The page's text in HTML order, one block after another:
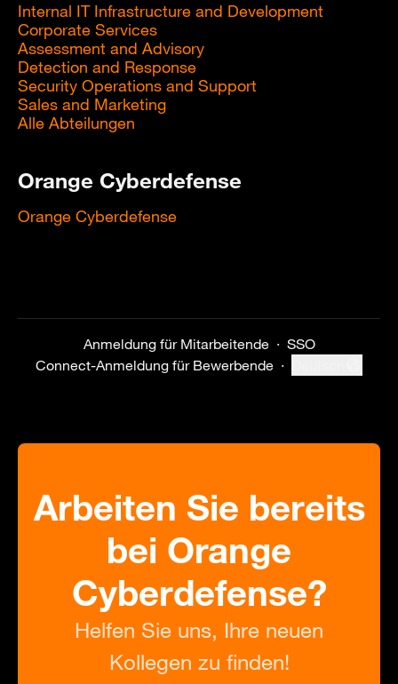
Internal IT Infrastructure and Development
Corporate Services
Assessment and Advisory
Detection and Response
Security Operations and Support
Sales and Marketing
Alle Abteilungen
Orange Cyberdefense
Orange Cyberdefense
Anmeldung für Mitarbeitende · SSO
Connect-Anmeldung für Bewerbende ·
Sprache ändern
Arbeiten Sie bereits
bei Orange
Cyberdefense?
Helfen Sie uns, Ihre neuen
Kollegen zu finden!